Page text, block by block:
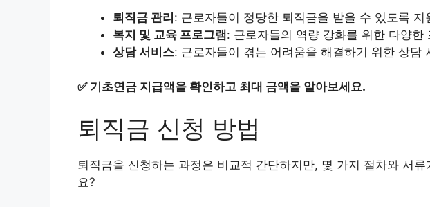
퇴직금 관리: 근로자들이 정당한 퇴직금을 받을 수 있도록 지
복지 및 교육 프로그램: 근로자들의 역량 강화를 위한 다양한
상담 서비스: 근로자들이 겪는 어려움을 해결하기 위한 상담
✅ 기초연금 지급액을 확인하고 최대 금액을 알아보세요.
퇴직금 신청 방법
퇴직금을 신청하는 과정은 비교적 간단하지만, 몇 가지 절차와 서
요?